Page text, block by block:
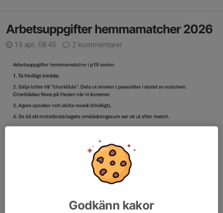
Arbetsuppgifter hemmamatcher 2026
15 apr, 08:45 2 kommentarer
Godkänn kakor